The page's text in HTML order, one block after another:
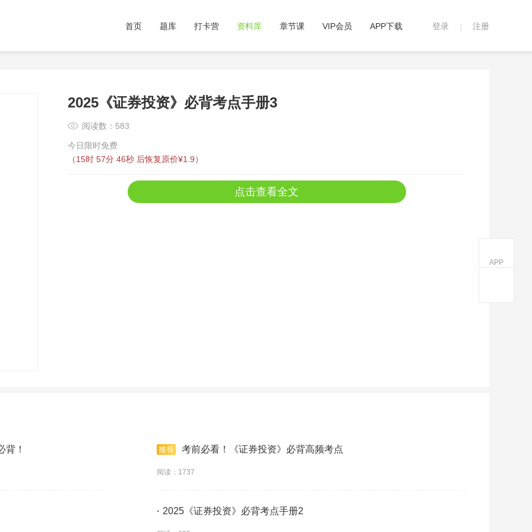
登录 注册
首页 题库 打卡营 资料库 章节课 VIP会员 APP下载
2025《证券投资》必背考点手册3
阅读数：583
今日限时免费
（15时 57分 46秒 后恢复原价¥1.9）
点击查看全文
背！ 考前必看！《证券投资》必背高频考点
阅读：1737
· 2025《证券投资》必背考点手册2
APP